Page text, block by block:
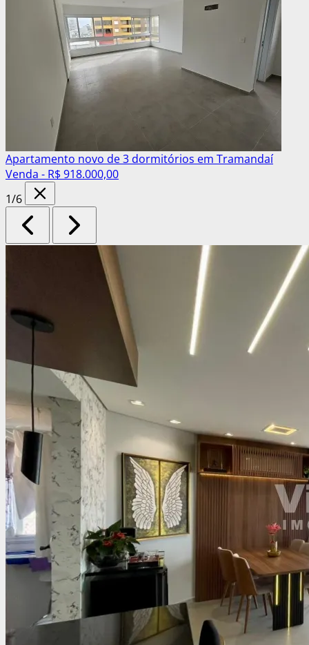
Apartamento novo de 3 dormitórios em Tramandaí
Venda - R$ 918.000,00
1/6